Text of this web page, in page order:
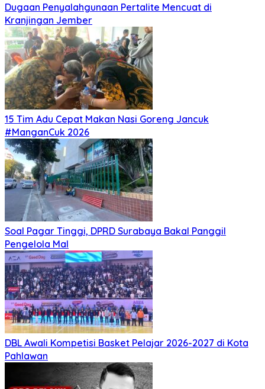
Dugaan Penyalahgunaan Pertalite Mencuat di
Kranjingan Jember
15 Tim Adu Cepat Makan Nasi Goreng Jancuk
#ManganCuk 2026
Soal Pagar Tinggi, DPRD Surabaya Bakal Panggil
Pengelola Mal
DBL Awali Kompetisi Basket Pelajar 2026-2027 di Kota
Pahlawan